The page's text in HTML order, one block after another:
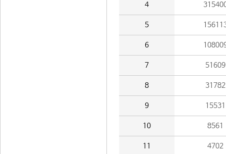
4
5
6
7 51609
8 31782
9 15531
10 8561
11 4702